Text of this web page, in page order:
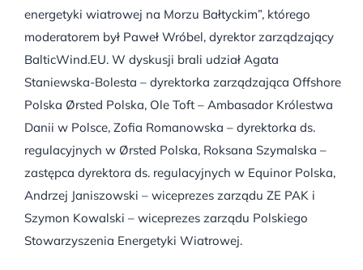
energetyki wiatrowej na Morzu Bałtyckim”, którego
moderatorem był Paweł Wróbel, dyrektor zarządzający
BalticWind.EU. W dyskusji brali udział Agata
Staniewska-Bolesta – dyrektorka zarządzająca Offshore
Polska Ørsted Polska, Ole Toft – Ambasador Królestwa
Danii w Polsce, Zofia Romanowska – dyrektorka ds.
regulacyjnych w Ørsted Polska, Roksana Szymalska –
zastępca dyrektora ds. regulacyjnych w Equinor Polska,
Andrzej Janiszowski – wiceprezes zarządu ZE PAK i
Szymon Kowalski – wiceprezes zarządu Polskiego
Stowarzyszenia Energetyki Wiatrowej.